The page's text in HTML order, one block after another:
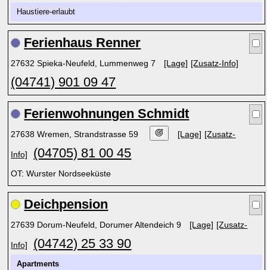
Haustiere-erlaubt
Ferienhaus Renner
27632 Spieka-Neufeld, Lummenweg 7 [Lage] [Zusatz-Info]
(04741) 901 09 47
Ferienwohnungen Schmidt
27638 Wremen, Strandstrasse 59 [Lage] [Zusatz-
Info] (04705) 81 00 45
OT: Wurster Nordseeküste
Deichpension
27639 Dorum-Neufeld, Dorumer Altendeich 9 [Lage] [Zusatz-
Info] (04742) 25 33 90
Apartments